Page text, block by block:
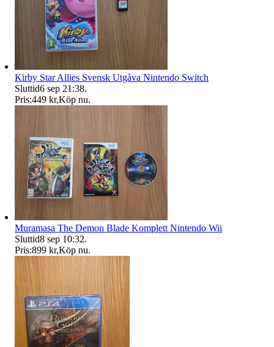
Kirby Star Allies Svensk Utgåva Nintendo Switch
Sluttid6 sep 21:38.
Pris:449 kr,Köp nu.
Muramasa The Demon Blade Komplett Nintendo Wii
Sluttid8 sep 10:32.
Pris:899 kr,Köp nu.